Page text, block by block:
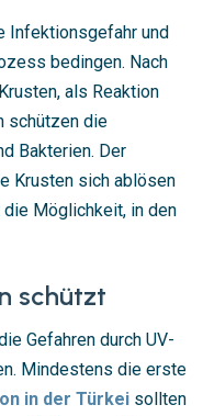
Infektionsgefahr und
bedingen. Nach
als Reaktion
schützen die
Bakterien. Der
Krusten sich ablösen
Möglichkeit, in den
schützt
Gefahren durch UV-
Mindestens die erste
in der Türkei sollten